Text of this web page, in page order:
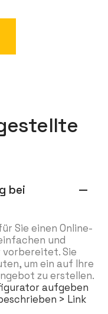
bei
remove
Sie einen Online-
und
Sie
um ein auf Ihre
zu erstellen.
aufgeben
> Link